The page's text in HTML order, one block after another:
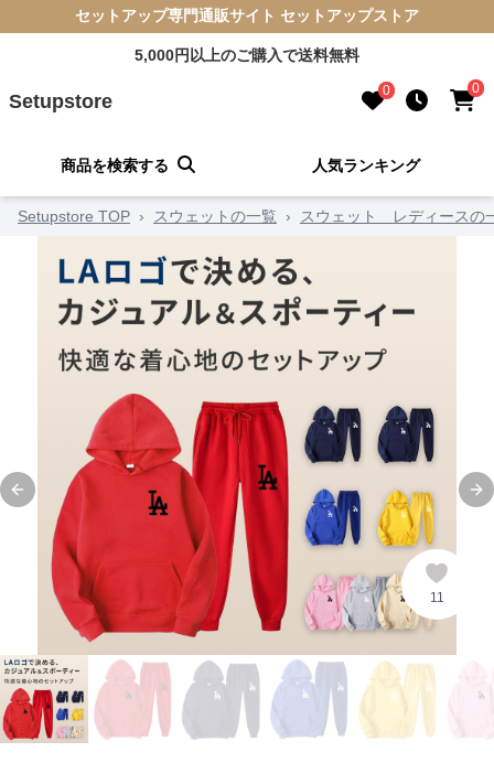
セットアップ専門通販サイト セットアップストア
5,000円以上のご購入で送料無料
Setupstore 0 0
商品を検索する 人気ランキング
Setupstore TOP › スウェットの一覧 › スウェット レディースの
Previous slide
11